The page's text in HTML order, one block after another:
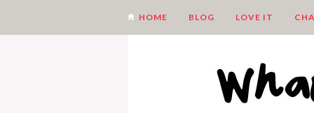
HOME BLOG LOVE IT